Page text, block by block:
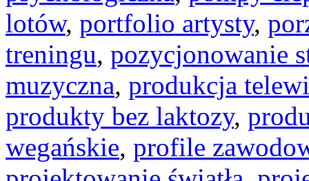
lotów, portfolio artysty,
treningu, pozycjonowanie
muzyczna, produkcja
produkty bez laktozy,
wegańskie, profile